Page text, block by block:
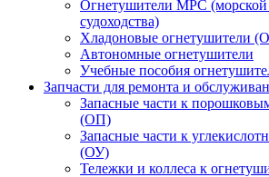
Огнетушители МРС (морской
судоходства)
Хладоновые огнетушители
Автономные огнетушители
Учебные пособия
Запчасти для ремонта и
Запасные части к
(ОП)
Запасные части к
(ОУ)
Тележки и коллеса к